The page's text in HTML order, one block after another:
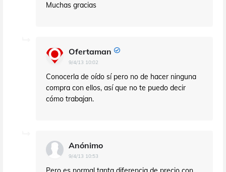
Muchas gracias
Ofertaman
9/4/13 10:02
Conocerla de oído sí pero no de hacer ninguna
compra con ellos, así que no te puedo decir
cómo trabajan.
Anónimo
9/4/13 10:53